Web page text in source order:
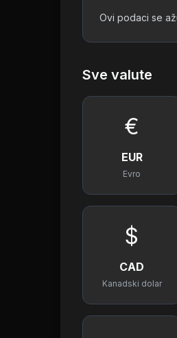
Ovi podaci se
Sve valute
€
EUR
Evro
$
CAD
Kanadski dolar